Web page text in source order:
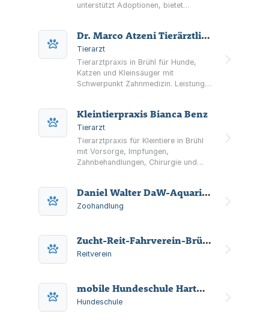
unterstützt Adoptionen, bietet
zu tierärztlichen Notdiensten für
Kleintiere im Rhein-Erft-Kreis.
Dr. Marco Atzeni Tierärztliche Praxis
Tierarzt
Tierarztpraxis in Brühl für Hunde,
Katzen und Kleinsäuger mit
Schwerpunkt Zahnmedizin. Leistungen
& Narkose sowie Zahnbehandlungen.
Kleintierpraxis Bianca Benz
Tierarzt
Tierarztpraxis für Kleintiere in Brühl
mit Vorsorge, Impfungen,
Zahnbehandlungen, Chirurgie und
Daniel Walter DaW-Aquaristikhandel
Zoohandlung
Zucht-Reit-Fahrverein-Brühl-Pingsdorf e.V.
Reitverein
mobile Hundeschule Hartmut Dick
Hundeschule